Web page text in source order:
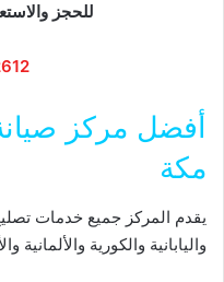
للحجز
أفضل مركز
مكة
يقدم المركز جميع خدمات
واليابانية والكورية والألمانية